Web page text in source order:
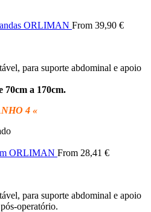
ORLIMAN From 39,90 €
para suporte abdominal e apoio
70cm a 170cm.
4 «
ORLIMAN From 28,41 €
para suporte abdominal e apoio
operatório.